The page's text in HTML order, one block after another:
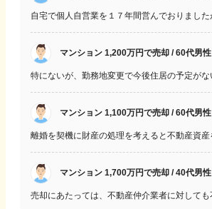
マンション 1,200万円で売却 / 60代男性
マンション 1,100万円で売却 / 60代男性
マンション 1,700万円で売却 / 40代男性